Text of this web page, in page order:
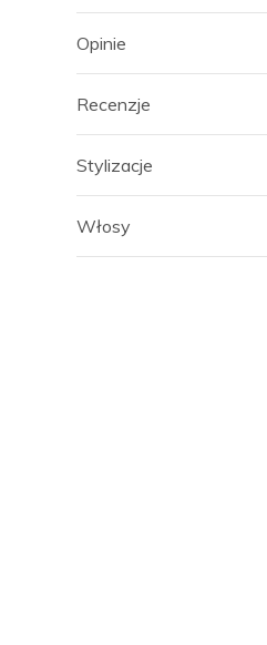
Opinie
Recenzje
Stylizacje
Włosy